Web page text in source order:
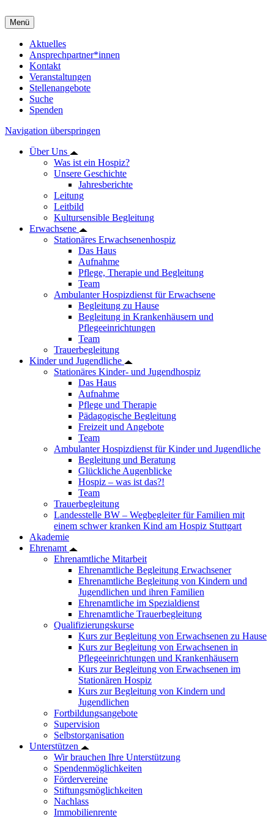
Menü
Aktuelles
Ansprechpartner*innen
Kontakt
Veranstaltungen
Stellenangebote
Suche
Spenden
Navigation überspringen
Über Uns
Was ist ein Hospiz?
Unsere Geschichte
Jahresberichte
Leitung
Leitbild
Kultursensible Begleitung
Erwachsene
Stationäres Erwachsenenhospiz
Das Haus
Aufnahme
Pflege, Therapie und Begleitung
Team
Ambulanter Hospizdienst für Erwachsene
Begleitung zu Hause
Begleitung in Krankenhäusern und
Pflegeeinrichtungen
Team
Trauerbegleitung
Kinder und Jugendliche
Stationäres Kinder- und Jugendhospiz
Das Haus
Aufnahme
Pflege und Therapie
Pädagogische Begleitung
Freizeit und Angebote
Team
Ambulanter Hospizdienst für Kinder und Jugendliche
Begleitung und Beratung
Glückliche Augenblicke
Hospiz – was ist das?!
Team
Trauerbegleitung
Landesstelle BW – Wegbegleiter für Familien mit
einem schwer kranken Kind am Hospiz Stuttgart
Akademie
Ehrenamt
Ehrenamtliche Mitarbeit
Ehrenamtliche Begleitung Erwachsener
Ehrenamtliche Begleitung von Kindern und
Jugendlichen und ihren Familien
Ehrenamtliche im Spezialdienst
Ehrenamtliche Trauerbegleitung
Qualifizierungskurse
Kurs zur Begleitung von Erwachsenen zu Hause
Kurs zur Begleitung von Erwachsenen in
Pflegeeinrichtungen und Krankenhäusern
Kurs zur Begleitung von Erwachsenen im
Stationären Hospiz
Kurs zur Begleitung von Kindern und
Jugendlichen
Fortbildungsangebote
Supervision
Selbstorganisation
Unterstützen
Wir brauchen Ihre Unterstützung
Spendenmöglichkeiten
Fördervereine
Stiftungsmöglichkeiten
Nachlass
Immobilienrente